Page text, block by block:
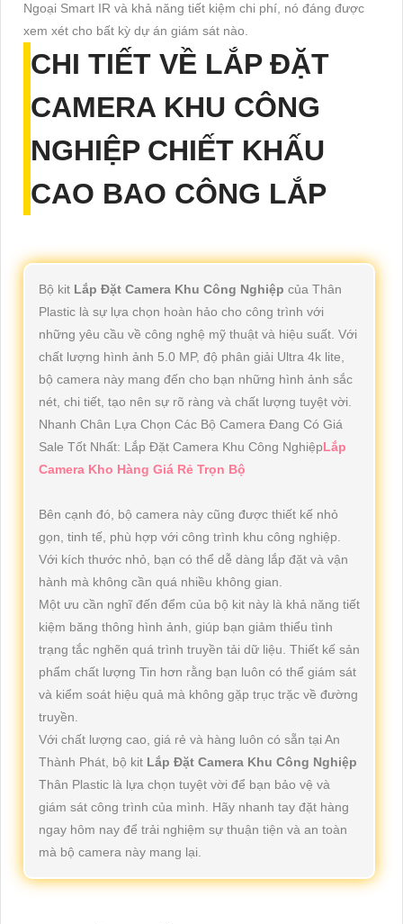
Ngoại Smart IR và khả năng tiết kiệm chi phí, nó đáng được
xem xét cho bất kỳ dự án giám sát nào.
CHI TIẾT VỀ LẮP ĐẶT
CAMERA KHU CÔNG
NGHIỆP CHIẾT KHẤU
CAO BAO CÔNG LẮP
Bộ kit Lắp Đặt Camera Khu Công Nghiệp của Thân
Plastic là sự lựa chọn hoàn hảo cho công trình với
những yêu cầu về công nghệ mỹ thuật và hiệu suất. Với
chất lượng hình ảnh 5.0 MP, độ phân giải Ultra 4k lite,
bộ camera này mang đến cho bạn những hình ảnh sắc
nét, chi tiết, tạo nên sự rõ ràng và chất lượng tuyệt vời.
Nhanh Chân Lựa Chọn Các Bộ Camera Đang Có Giá
Sale Tốt Nhất: Lắp Đặt Camera Khu Công NghiệpLắp
Camera Kho Hàng Giá Rẻ Trọn Bộ
Bên cạnh đó, bộ camera này cũng được thiết kế nhỏ
gọn, tinh tế, phù hợp với công trình khu công nghiệp.
Với kích thước nhỏ, bạn có thể dễ dàng lắp đặt và vận
hành mà không cần quá nhiều không gian.
Một ưu cần nghĩ đến đểm của bộ kit này là khả năng tiết
kiệm băng thông hình ảnh, giúp bạn giảm thiểu tình
trạng tắc nghẽn quá trình truyền tải dữ liệu. Thiết kế sản
phẩm chất lượng Tin hơn rằng bạn luôn có thể giám sát
và kiểm soát hiệu quả mà không gặp trục trặc về đường
truyền.
Với chất lượng cao, giá rẻ và hàng luôn có sẵn tại An
Thành Phát, bộ kit Lắp Đặt Camera Khu Công Nghiệp
Thân Plastic là lựa chọn tuyệt vời để bạn bảo vệ và
giám sát công trình của mình. Hãy nhanh tay đặt hàng
ngay hôm nay để trải nghiệm sự thuận tiện và an toàn
mà bộ camera này mang lại.